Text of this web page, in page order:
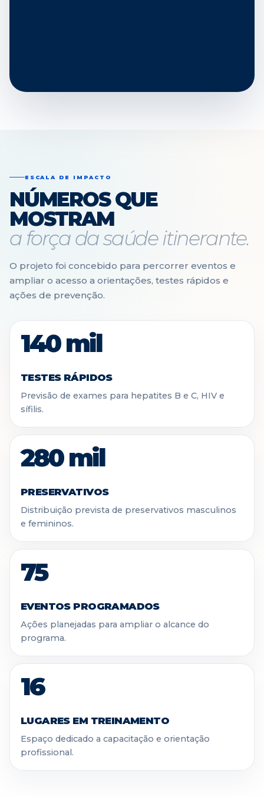
ESCALA DE IMPACTO
NÚMEROS QUE
MOSTRAM
a força da saúde itinerante.
O projeto foi concebido para percorrer eventos e
ampliar o acesso a orientações, testes rápidos e
ações de prevenção.
140 mil
TESTES RÁPIDOS
Previsão de exames para hepatites B e C, HIV e
sífilis.
280 mil
PRESERVATIVOS
Distribuição prevista de preservativos masculinos
e femininos.
75
EVENTOS PROGRAMADOS
Ações planejadas para ampliar o alcance do
programa.
16
LUGARES EM TREINAMENTO
Espaço dedicado a capacitação e orientação
profissional.